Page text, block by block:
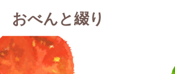
おべんと綴り